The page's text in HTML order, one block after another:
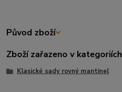
Původ zboží
Zboží zařazeno v kategoriích
Klasické sady rovný mantinel